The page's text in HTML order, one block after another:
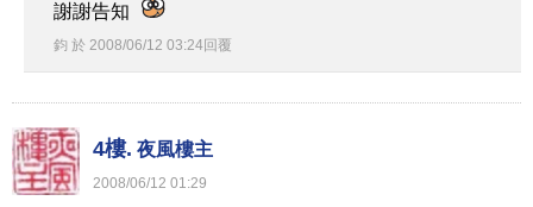
謝謝告知
鈞 於 2008/06/12 03:24回覆
4樓. 夜風樓主
2008/06/12 01:29